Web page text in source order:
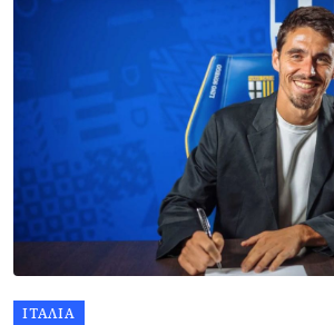
ΙΤΑΛΊΑ